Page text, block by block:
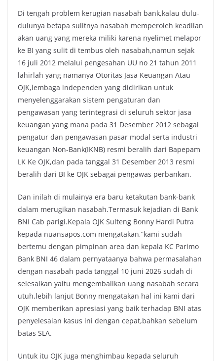
Di tengah problem kerugian nasabah bank,kalau dulu-
dulunya betapa sulitnya nasabah memperoleh keadilan
akan uang yang mereka miliki karena nyelimet melapor
ke BI yang sulit di tembus oleh nasabah,namun sejak
16 juli 2012 melalui pengesahan UU no 21 tahun 2011
lahirlah yang namanya Otoritas Jasa Keuangan Atau
OJK,lembaga independen yang didirikan untuk
menyelenggarakan sistem pengaturan dan
pengawasan yang terintegrasi di seluruh sektor jasa
keuangan yang mana pada 31 Desember 2012 sebagai
pengatur dan pengawasan pasar modal serta industri
keuangan Non-Bank(IKNB) resmi beralih dari Bapepam
LK Ke OJK,dan pada tanggal 31 Desember 2013 resmi
beralih dari BI ke OJK sebagai pengawas perbankan.
Dan inilah di mulainya era baru ketakutan bank-bank
dalam merugikan nasabah.Termasuk kejadian di Bank
BNI Cab parigi.Kepala OJK Sulteng Bonny Hardi Putra
kepada nuansapos.com mengatakan,”kami sudah
bertemu dengan pimpinan area dan kepala KC Parimo
Bank BNI 46 dalam pernyataanya bahwa permasalahan
dengan nasabah pada tanggal 10 juni 2026 sudah di
selesaikan yaitu mengembalikan uang nasabah secara
utuh,lebih lanjut Bonny mengatakan hal ini kami dari
OJK memberikan apresiasi yang baik terhadap BNI atas
penyelesaian kasus ini dengan cepat,bahkan sebelum
batas SLA.
Untuk itu OJK juga menghimbau kepada seluruh